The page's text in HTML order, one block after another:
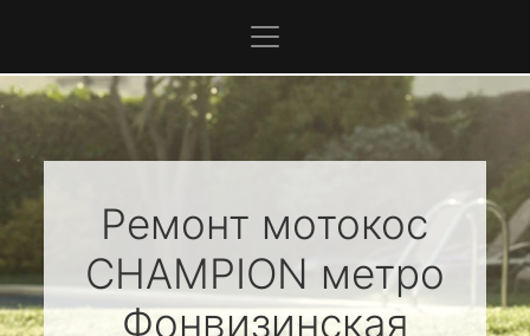
Ремонт мотокос
CHAMPION метро
Фонвизинская